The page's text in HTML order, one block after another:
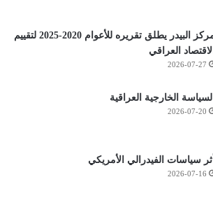
مركز البيدر يطلق تقريره للأعوام 2020-2025 لتقييم
الاقتصاد العراقي
2026-07-27
السياسة الخارجية العراقية
2026-07-20
أثر سياسات الفيدرالي الأمريكي
2026-07-16